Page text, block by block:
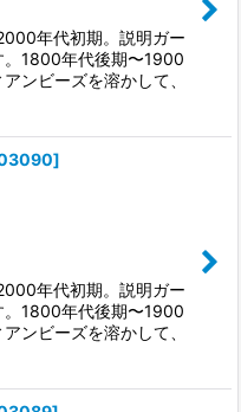
年代初期。説明ガー
。1800年代後期〜1900
ンビーズを溶かして、
]
年代初期。説明ガー
。1800年代後期〜1900
ンビーズを溶かして、